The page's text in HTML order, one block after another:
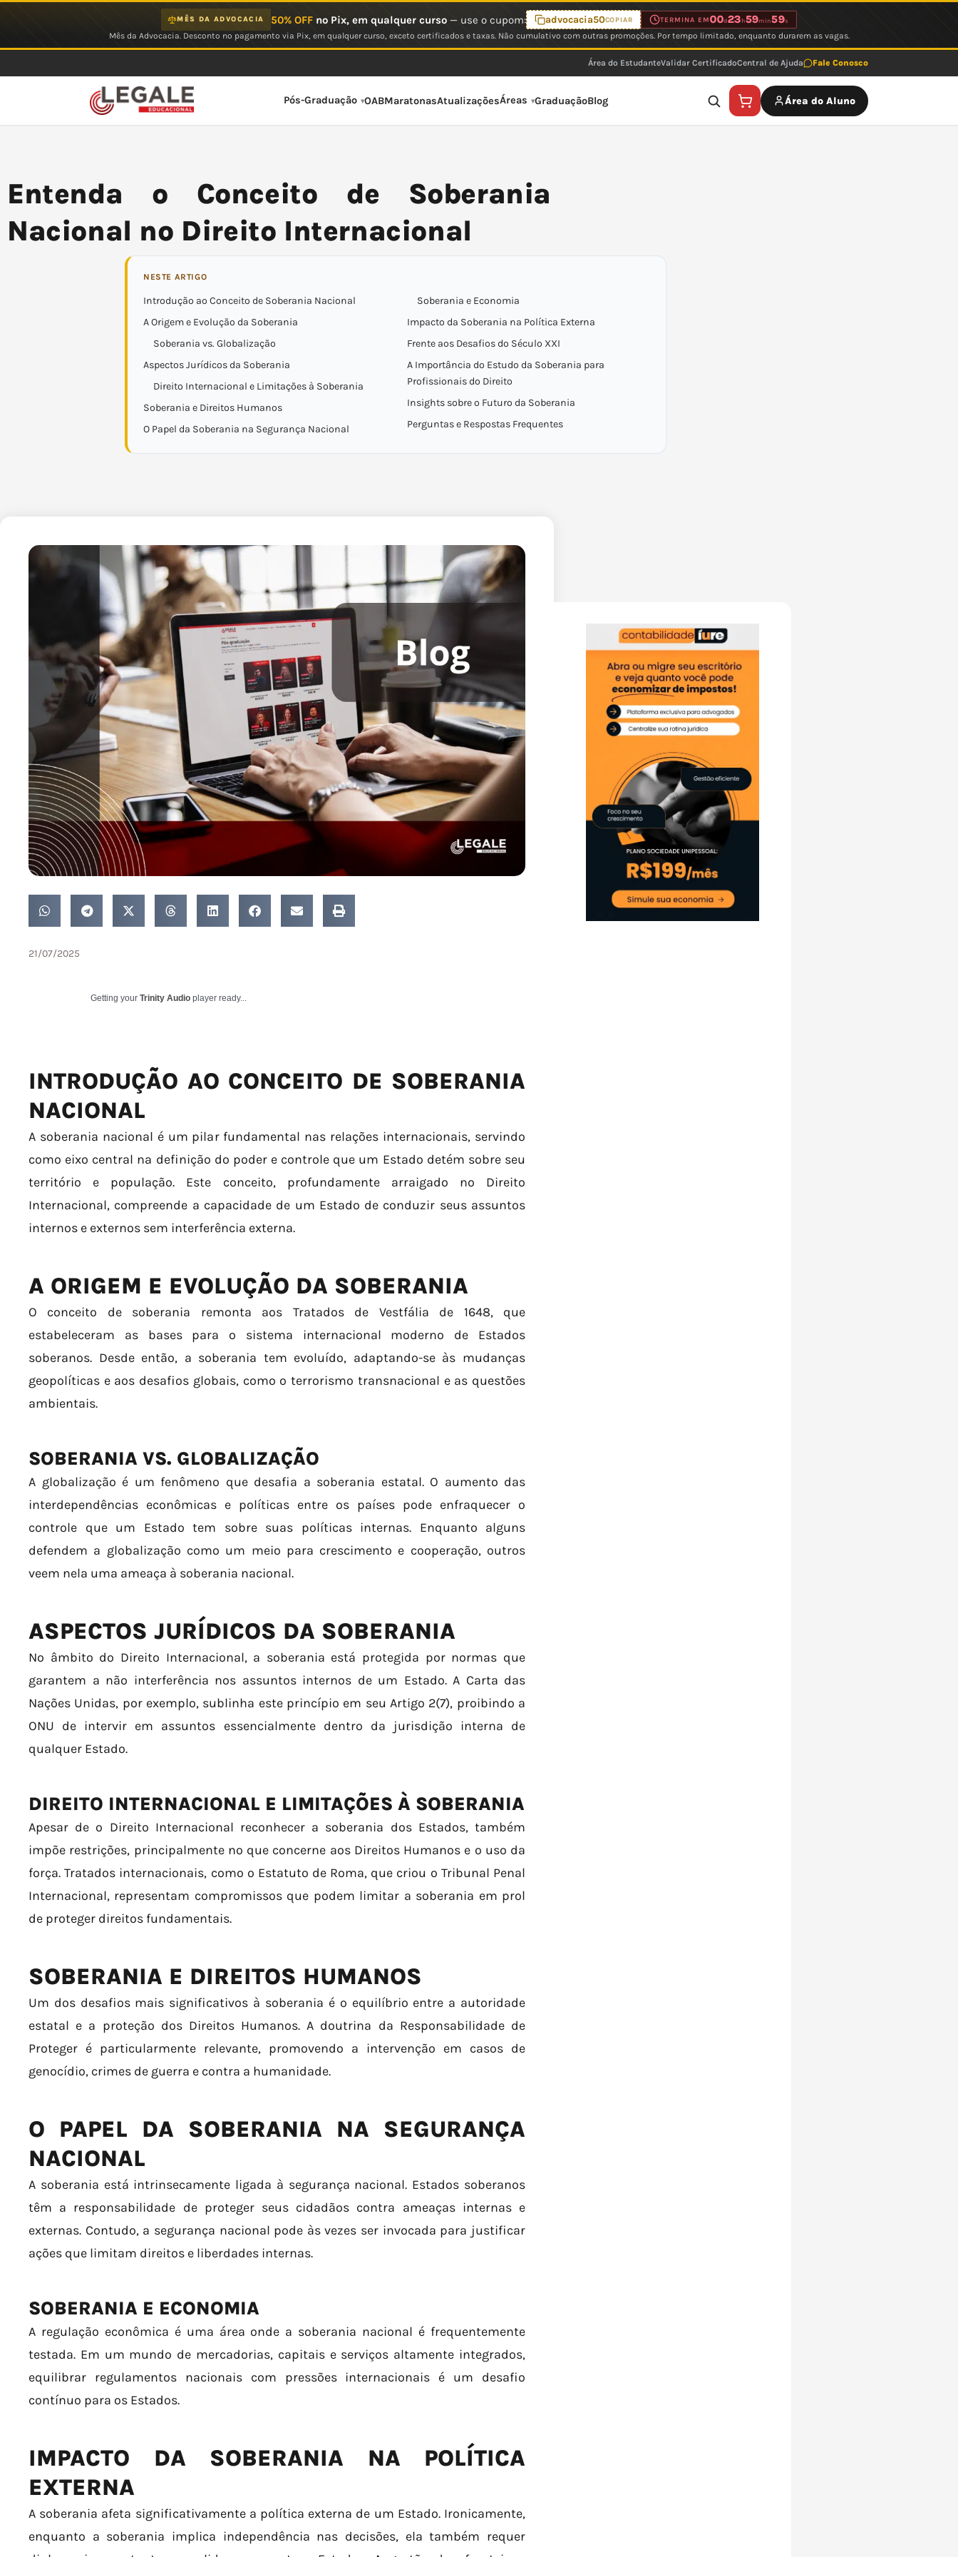
MÊS DA ADVOCACIA 50% OFFno Pix, em qualquer curso— use o cupom: advocacia50COPIAR TERMINA EM00d23 h59min59s
Mês da Advocacia. Desconto no pagamento via Pix, em qualquer curso, exceto certificados e taxas. Não cumulativo com outras promoções. Por tempo limitado, enquanto durarem as vagas.
Área do EstudanteValidar CertificadoCentral de Ajuda Fale Conosco
Pós-Graduação OABMaratonasAtualizaçõesÁreas GraduaçãoBlog Área do Aluno
Entenda o Conceito de Soberania
Nacional no Direito Internacional
NESTE ARTIGO
Introdução ao Conceito de Soberania Nacional
A Origem e Evolução da Soberania
Soberania vs. Globalização
Aspectos Jurídicos da Soberania
Direito Internacional e Limitações à Soberania
Soberania e Direitos Humanos
O Papel da Soberania na Segurança Nacional
Soberania e Economia
Impacto da Soberania na Política Externa
Frente aos Desafios do Século XXI
A Importância do Estudo da Soberania para
Profissionais do Direito
Insights sobre o Futuro da Soberania
Perguntas e Respostas Frequentes
21/07/2025
Getting your Trinity Audio player ready...
INTRODUÇÃO AO CONCEITO DE SOBERANIA
NACIONAL
A soberania nacional é um pilar fundamental nas relações internacionais, servindo
como eixo central na definição do poder e controle que um Estado detém sobre seu
território e população. Este conceito, profundamente arraigado no Direito
Internacional, compreende a capacidade de um Estado de conduzir seus assuntos
internos e externos sem interferência externa.
A ORIGEM E EVOLUÇÃO DA SOBERANIA
O conceito de soberania remonta aos Tratados de Vestfália de 1648, que
estabeleceram as bases para o sistema internacional moderno de Estados
soberanos. Desde então, a soberania tem evoluído, adaptando-se às mudanças
geopolíticas e aos desafios globais, como o terrorismo transnacional e as questões
ambientais.
SOBERANIA VS. GLOBALIZAÇÃO
A globalização é um fenômeno que desafia a soberania estatal. O aumento das
interdependências econômicas e políticas entre os países pode enfraquecer o
controle que um Estado tem sobre suas políticas internas. Enquanto alguns
defendem a globalização como um meio para crescimento e cooperação, outros
veem nela uma ameaça à soberania nacional.
ASPECTOS JURÍDICOS DA SOBERANIA
No âmbito do Direito Internacional, a soberania está protegida por normas que
garantem a não interferência nos assuntos internos de um Estado. A Carta das
Nações Unidas, por exemplo, sublinha este princípio em seu Artigo 2(7), proibindo a
ONU de intervir em assuntos essencialmente dentro da jurisdição interna de
qualquer Estado.
DIREITO INTERNACIONAL E LIMITAÇÕES À SOBERANIA
Apesar de o Direito Internacional reconhecer a soberania dos Estados, também
impõe restrições, principalmente no que concerne aos Direitos Humanos e o uso da
força. Tratados internacionais, como o Estatuto de Roma, que criou o Tribunal Penal
Internacional, representam compromissos que podem limitar a soberania em prol
de proteger direitos fundamentais.
SOBERANIA E DIREITOS HUMANOS
Um dos desafios mais significativos à soberania é o equilíbrio entre a autoridade
estatal e a proteção dos Direitos Humanos. A doutrina da Responsabilidade de
Proteger é particularmente relevante, promovendo a intervenção em casos de
genocídio, crimes de guerra e contra a humanidade.
O PAPEL DA SOBERANIA NA SEGURANÇA
NACIONAL
A soberania está intrinsecamente ligada à segurança nacional. Estados soberanos
têm a responsabilidade de proteger seus cidadãos contra ameaças internas e
externas. Contudo, a segurança nacional pode às vezes ser invocada para justificar
ações que limitam direitos e liberdades internas.
SOBERANIA E ECONOMIA
A regulação econômica é uma área onde a soberania nacional é frequentemente
testada. Em um mundo de mercadorias, capitais e serviços altamente integrados,
equilibrar regulamentos nacionais com pressões internacionais é um desafio
contínuo para os Estados.
IMPACTO DA SOBERANIA NA POLÍTICA
EXTERNA
A soberania afeta significativamente a política externa de um Estado. Ironicamente,
enquanto a soberania implica independência nas decisões, ela também requer